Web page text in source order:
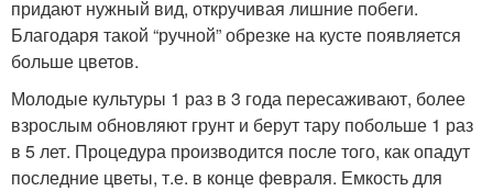
придают нужный вид, откручивая лишние побеги.
Благодаря такой “ручной” обрезке на кусте появляется
больше цветов.
Молодые культуры 1 раз в 3 года пересаживают, более
взрослым обновляют грунт и берут тару побольше 1 раз
в 5 лет. Процедура производится после того, как опадут
последние цветы, т.е. в конце февраля. Емкость для